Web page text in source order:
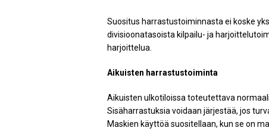
Suositus harrastustoiminnasta ei koske
divisioonatasoista kilpailu- ja
harjoittelua.
Aikuisten harrastustoiminta
Aikuisten ulkotiloissa toteutettava
Sisäharrastuksia voidaan järjestää, jos
Maskien käyttöä suositellaan, kun se on